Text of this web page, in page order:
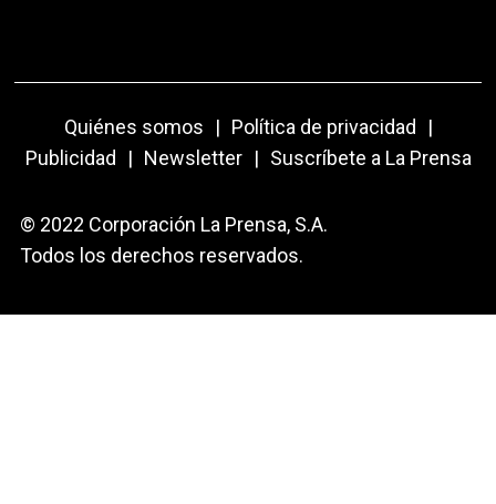
Quiénes somos | Política de privacidad
|
Publicidad
| Newsletter | Suscríbete a La Prensa
© 2022 Corporación La Prensa, S.A.
Todos los derechos reservados.